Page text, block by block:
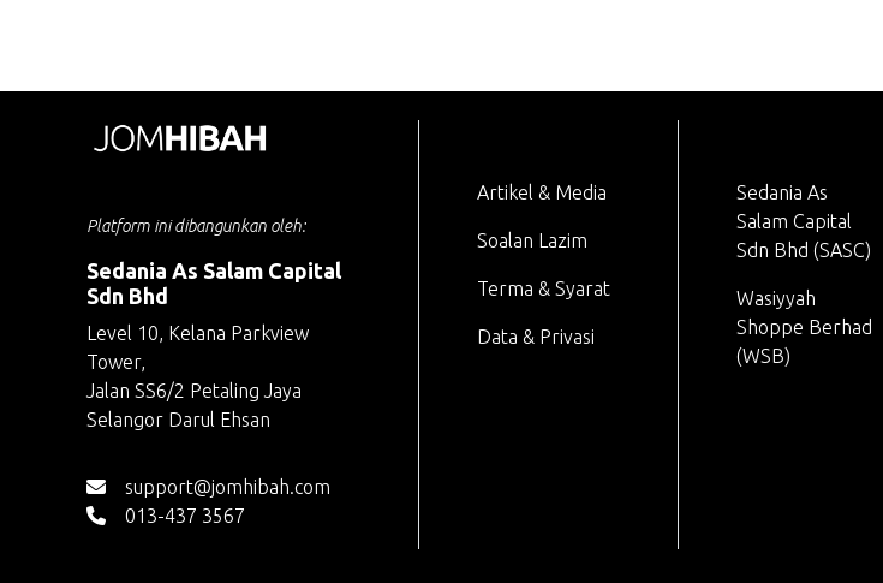
Platform ini dibangunkan oleh:
Sedania As Salam Capital
Sdn Bhd
Level 10, Kelana Parkview
Tower,
Jalan SS6/2 Petaling Jaya
Selangor Darul Ehsan
support@jomhibah.com
013-437 3567
Artikel & Media
Soalan Lazim
Terma & Syarat
Data & Privasi
Sedania As
Salam Capital
Sdn Bhd (SASC)
Wasiyyah
Shoppe Berhad
(WSB)